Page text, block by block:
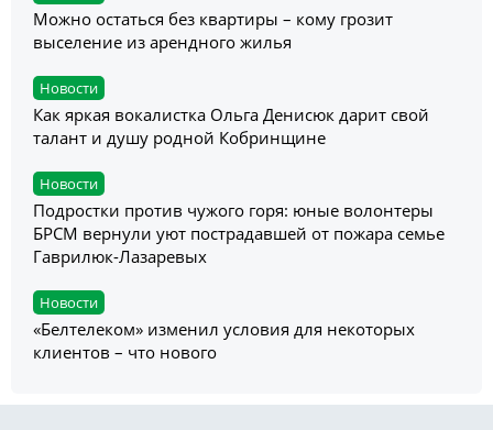
Можно остаться без квартиры – кому грозит
выселение из арендного жилья
Новости
Как яркая вокалистка Ольга Денисюк дарит свой
талант и душу родной Кобринщине
Новости
Подростки против чужого горя: юные волонтеры
БРСМ вернули уют пострадавшей от пожара семье
Гаврилюк-Лазаревых
Новости
«Белтелеком» изменил условия для некоторых
клиентов – что нового